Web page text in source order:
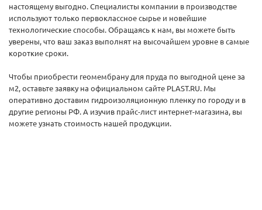
настоящему выгодно. Специалисты компании в производстве
используют только первоклассное сырье и новейшие
технологические способы. Обращаясь к нам, вы можете быть
уверены, что ваш заказ выполнят на высочайшем уровне в самые
короткие сроки.
Чтобы приобрести геомембрану для пруда по выгодной цене за
м2, оставьте заявку на официальном сайте PLAST.RU. Мы
оперативно доставим гидроизоляционную пленку по городу и в
другие регионы РФ. А изучив прайс-лист интернет-магазина, вы
можете узнать стоимость нашей продукции.